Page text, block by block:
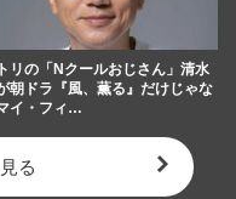
リの「Nクールおじさん」清水
朝ドラ『風、薫る』だけじゃな
マイ・フィ…
る